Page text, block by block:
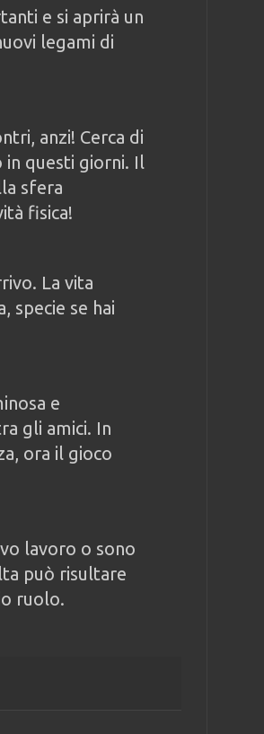
e si aprirà un
legami di
anzi! Cerca di
questi giorni. Il
sfera
fisica!
La vita
specie se hai
e
gli amici. In
ora il gioco
lavoro o sono
può risultare
ruolo.